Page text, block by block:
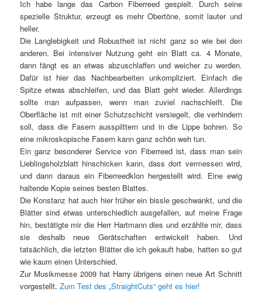
Ich habe lange das Carbon Fiberreed gespielt. Durch seine
spezielle Struktur, erzeugt es mehr Obertöne, somit lauter und
heller.
Die Langlebigkeit und Robustheit ist nicht ganz so wie bei den
anderen. Bei intensiver Nutzung geht ein Blatt ca. 4 Monate,
dann fängt es an etwas abzuschlaffen und weicher zu werden.
Dafür ist hier das Nachbearbeiten unkompliziert. Einfach die
Spitze etwas abschleifen, und das Blatt geht wieder. Allerdings
sollte man aufpassen, wenn man zuviel nachschleift. Die
Oberfläche ist mit einer Schutzschicht versiegelt, die verhindern
soll, dass die Fasern ausspilttern und in die Lippe bohren. So
eine mikroskopische Fasern kann ganz schön weh tun.
Ein ganz besonderer Service von Fiberreed ist, dass man sein
Lieblingsholzblatt hinschicken kann, dass dort vermessen wird,
und dann daraus ein Fiberreedklon hergestellt wird. Eine ewig
haltende Kopie seines besten Blattes.
Die Konstanz hat auch hier früher ein bissle geschwankt, und die
Blätter sind etwas unterschiedlich ausgefallen, auf meine Frage
hin, bestätigte mir die Herr Hartmann dies und erzählte mir, dass
sie deshalb neue Gerätschaften entwickelt haben. Und
tatsächlich, die letzten Blätter die ich gekauft habe, hatten so gut
wie kaum einen Unterschied.
Zur Musikmesse 2009 hat Harry übrigens einen neue Art Schnitt
vorgestellt.Zum Test des „StraightCuts“ geht es hier!